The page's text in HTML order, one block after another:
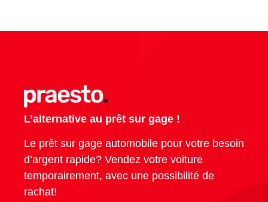
L’alternative au prêt sur gage !
Le prêt sur gage automobile pour votre besoin
d’argent rapide? Vendez votre voiture
temporairement, avec une possibilité de
rachat!